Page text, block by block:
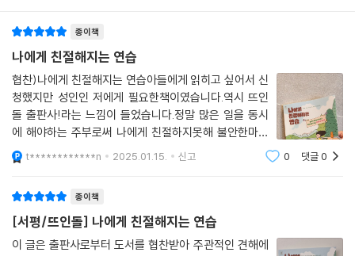
해 주는 것에 집중할 수 있도록 도와주는 것들을 생각해 보세요. 잠들기 전
에 넣어 둔 반짝이는 조약돌의 매끈한 표면을 만지거나 향초를 켜면 기분
을 차분하게 가라앉히는 데 주의를 기울일 수도 있습니다. 거울에 붙여 둔
메모나 창턱에 놓아 둔 화분을 바라보거나, 물을 마실 때 특별한 머그잔을
사용하는 행동도 주의를 집중하는 데 도움이 된답니다. 마지막으로 주의를
전환하는 데 전자기기를 활용해 보면 어떨까요? 직접 알림을 설정해 두거
나 무작위로 알림을 보내 주는 앱을 사용하는 것도 도움이 됩니다.
우리의 주의는 새로운 것에 집중한다는 사실이 많은 연구에서 밝혀졌습니
다. 가끔 주의를 환기해 주는 도구를 바꿔 보면 어떨까요? 사진을 바꾸고,
꼼꼼하게 알아본다. 신체적 특징뿐 아니라 내가 뭘 좋아하는지, 뭘 두려워
하는지, 불안할 때는 어떻게 대처하는지 등 나의 심리적 특징과 나를 지키
는 가치관은 무엇인지 탐색해 보는 시간을 갖고 나에게 친절해진다는 것의
의미와 나에게 친절해져야 하는 이유를 살펴본다.
2부. 차근차근 일상을 구성하기에서는 나에게 친절해지기 위해 필요한 기
술들을 소개한다. 주의 집중, 마음챙김, 심상 훈련을 통해 마음이 편안해지
는 상상력, 긍정적인 에너지를 얻는 집중력, 불안한 마음을 다스리는 방법
3부. 다독다독 나의 몸과 마음 돌보기에서는 몸, 감정, 생각, 행동에 초점을
맞춰, 이 네 부분이 서로 어떻게 영향을 주고받는지 살펴본다. 나의 감정을
종이책
나에게 친절해지는 연습
협찬)나에게 친절해지는 연습아들에게 읽히고 싶어서 신
청했지만 성인인 저에게 필요한책이였습니다.역시 뜨인
돌 출판사!라는 느낌이 들었습니다.정말 많은 일을 동시
에 해야하는 주부로써 나에게 친절하지못해 불안한마음
들고 집중력 저하되는 저에게 한글자 한글자 써보며 불안
한 마음을 잠재우고 정말 해야하고 하고 싶은일에 집중을
t************n 2025.01.15. 신고 0 댓글0
종이책
[서평/뜨인돌] 나에게 친절해지는 연습
이 글은 출판사로부터 도서를 협찬받아 주관적인 견해에